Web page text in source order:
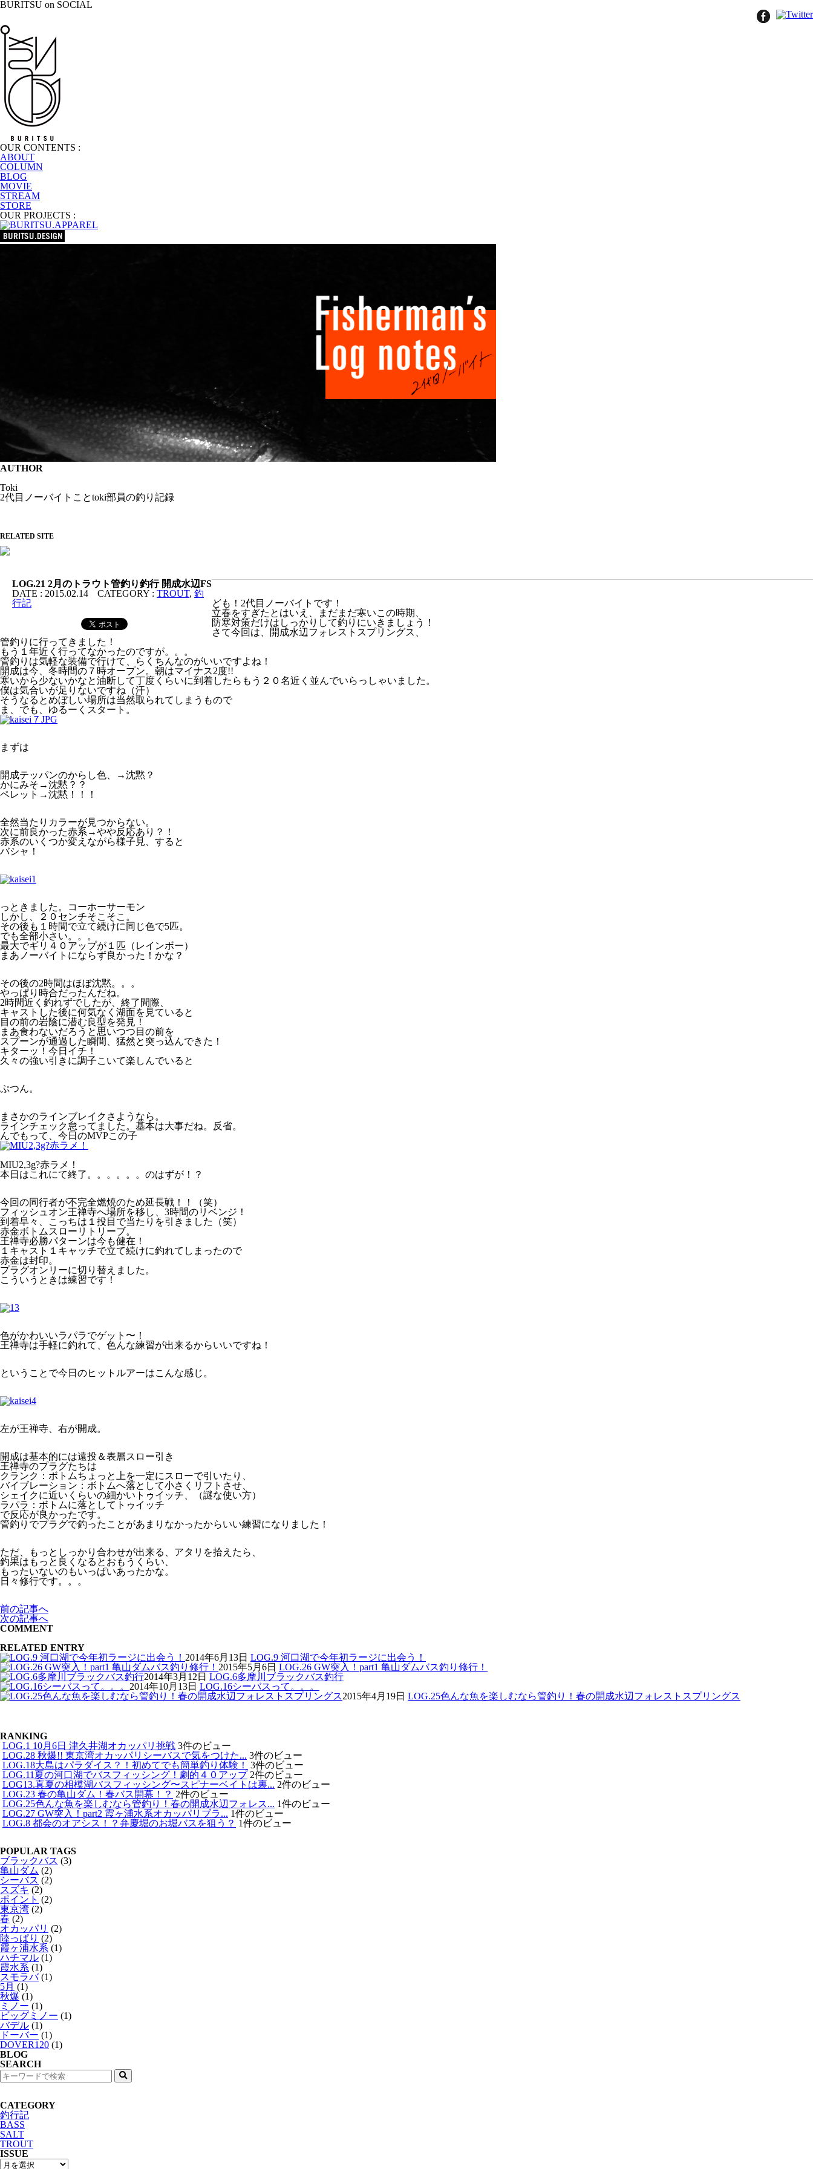
BURITSU on SOCIAL
OUR CONTENTS :
ABOUT
COLUMN
BLOG
MOVIE
STREAM
STORE
OUR PROJECTS :
AUTHOR
Toki
2代目ノーバイトことtoki部員の釣り記録
RELATED SITE
LOG.21 2月のトラウト管釣り釣行 開成水辺FS
DATE : 2015.02.14 CATEGORY : TROUT, 釣
行記
ども！2代目ノーバイトです！
立春をすぎたとはいえ、まだまだ寒いこの時期、
防寒対策だけはしっかりして釣りにいきましょう！
さて今回は、開成水辺フォレストスプリングス、
管釣りに行ってきました！
もう１年近く行ってなかったのですが。。。
管釣りは気軽な装備で行けて、らくちんなのがいいですよね！
開成は今、冬時間の７時オープン。朝はマイナス2度!!
寒いから少ないかなと油断して丁度くらいに到着したらもう２０名近く並んでいらっしゃいました。
僕は気合いが足りないですね（汗）
そうなるとめぼしい場所は当然取られてしまうもので
ま、でも、ゆるーくスタート。
まずは
開成テッパンのからし色、→沈黙？
かにみそ→沈黙？？
ペレット→沈黙！！！
全然当たりカラーが見つからない。
次に前良かった赤系→やや反応あり？！
赤系のいくつか変えながら様子見、すると
バシャ！
っときました。コーホーサーモン
しかし、２０センチそこそこ。
その後も１時間で立て続けに同じ色で5匹。
でも全部小さい。。。
最大でギリ４０アップが１匹（レインボー）
まあノーバイトにならず良かった！かな？
その後の2時間はほぼ沈黙。。。
やっぱり時合だったんだね。
2時間近く釣れずでしたが、終了間際、
キャストした後に何気なく湖面を見ていると
目の前の岩陰に潜む良型を発見！
まあ食わないだろうと思いつつ目の前を
スプーンが通過した瞬間、猛然と突っ込んできた！
キターッ！今日イチ！
久々の強い引きに調子こいて楽しんでいると
ぷつん。
まさかのラインブレイクさようなら。
ラインチェック怠ってました。基本は大事だね。反省。
んでもって、今日のMVPこの子
MIU2,3g?赤ラメ！
本日はこれにて終了。。。。。。のはずが！？
今回の同行者が不完全燃焼のため延長戦！！（笑）
フィッシュオン王禅寺へ場所を移し、3時間のリベンジ！
到着早々、こっちは１投目で当たりを引きました（笑）
赤金ボトムスローリトリーブ。
王禅寺必勝パターンは今も健在！
１キャスト１キャッチで立て続けに釣れてしまったので
赤金は封印。
プラグオンリーに切り替えました。
こういうときは練習です！
色がかわいいラパラでゲット〜！
王禅寺は手軽に釣れて、色んな練習が出来るからいいですね！
ということで今日のヒットルアーはこんな感じ。
左が王禅寺、右が開成。
開成は基本的には遠投＆表層スロー引き
王禅寺のプラグたちは
クランク：ボトムちょっと上を一定にスローで引いたり、
バイブレーション：ボトムへ落として小さくリフトさせ、
シェイクに近いくらいの細かいトゥイッチ、（謎な使い方）
ラパラ：ボトムに落としてトゥイッチ
で反応が良かったです。
管釣りでプラグで釣ったことがあまりなかったからいい練習になりました！
ただ、もっとしっかり合わせが出来る、アタリを拾えたら、
釣果はもっと良くなるとおもうくらい、
もったいないのもいっぱいあったかな。
日々修行です。。。
前の記事へ
次の記事へ
COMMENT
RELATED ENTRY
2014年6月13日 LOG.9 河口湖で今年初ラージに出会う！
2015年5月6日 LOG.26 GW突入！part1 亀山ダムバス釣り修行！
2014年3月12日 LOG.6多摩川ブラックバス釣行
2014年10月13日 LOG.16シーバスって。。。
2015年4月19日 LOG.25色んな魚を楽しむなら管釣り！春の開成水辺フォレストスプリングス
RANKING
LOG.1 10月6日 津久井湖オカッパリ挑戦 3件のビュー
LOG.28 秋爆!! 東京湾オカッパリシーバスで気をつけた... 3件のビュー
LOG.18大島はパラダイス？！初めてでも簡単釣り体験！
3件のビュー
LOG.11夏の河口湖でバスフィッシング！劇的４０アップ 2件のビュー
LOG13.真夏の相模湖バスフィッシング〜スピナーベイトは裏... 2件のビュー
LOG.23 春の亀山ダム！春バス開幕！？ 2件のビュー
LOG.25色んな魚を楽しむなら管釣り！春の開成水辺フォレス... 1件のビュー
LOG.27 GW突入！part2 霞ヶ浦水系オカッパリブラ... 1件のビュー
LOG.8 都会のオアシス！？弁慶堀のお堀バスを狙う？ 1件のビュー
POPULAR TAGS
ブラックバス (3)
亀山ダム (2)
シーバス (2)
スズキ (2)
ポイント (2)
東京湾 (2)
春 (2)
オカッパリ (2)
陸っぱり (2)
霞ヶ浦水系 (1)
ハチマル (1)
霞水系 (1)
スモラバ(1)
5月 (1)
秋爆 (1)
ミノー (1)
ビッグミノー (1)
バデル (1)
ドーバー (1)
DOVER120 (1)
BLOG
SEARCH
検
索
CATEGORY
釣行記
BASS
SALT
TROUT
ISSUE